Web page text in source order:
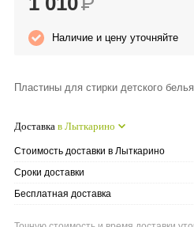
Green Minds
Наличие и цену уточняйте
Пластины для стирки детского
Доставка в Лыткарино
Стоимость доставки в Лыткарино
Сроки доставки
Бесплатная доставка